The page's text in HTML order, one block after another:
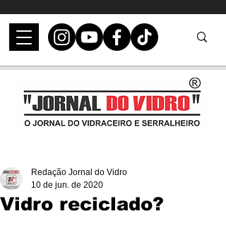
Vidro reciclado?
Redação Jornal do Vidro
10 de jun. de 2020